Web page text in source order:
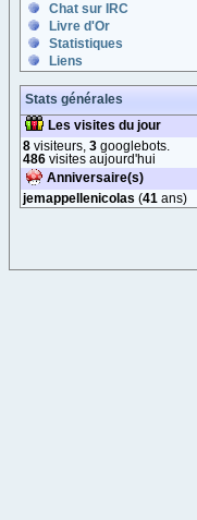
Chat sur IRC
Livre d'Or
Statistiques
Liens
Stats générales
Les visites du jour
8 visiteurs, 3 googlebots.
486 visites aujourd'hui
Anniversaire(s)
jemappellenicolas (41 ans)